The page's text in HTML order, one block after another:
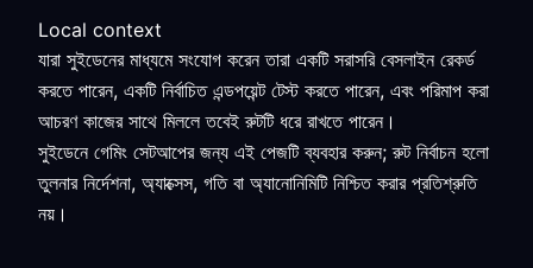
Local context
যারা সুইডেনের মাধ্যমে সংযোগ করেন তারা একটি সরাসরি বেসলাইন রেকর্ড
করতে পারেন, একটি নির্বাচিত এন্ডপয়েন্ট টেস্ট করতে পারেন, এবং পরিমাপ করা
আচরণ কাজের সাথে মিললে তবেই রুটটি ধরে রাখতে পারেন।
সুইডেনে গেমিং সেটআপের জন্য এই পেজটি ব্যবহার করুন; রুট নির্বাচন হলো
তুলনার নির্দেশনা, অ্যাক্সেস, গতি বা অ্যানোনিমিটি নিশ্চিত করার প্রতিশ্রুতি
নয়।